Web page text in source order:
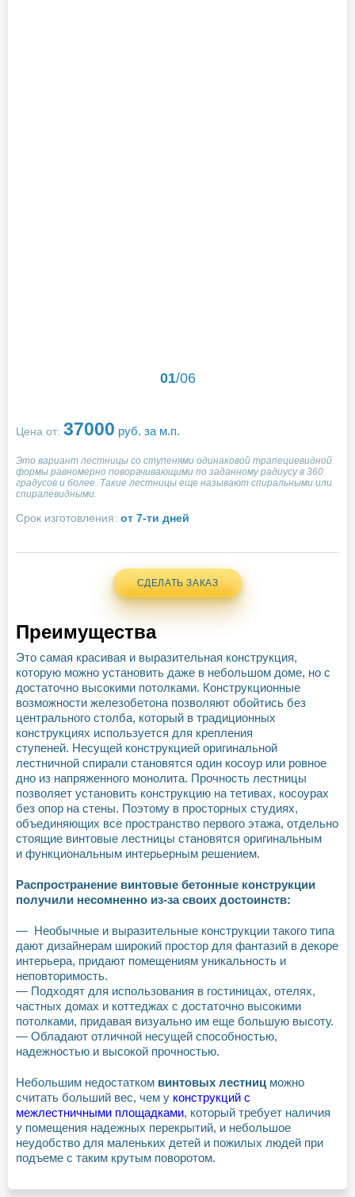
01/06
Цена от: 37000 руб. за м.п.
Это вариант лестницы со ступенями одинаковой трапециевидной
формы равномерно поворачивающими по заданному радиусу в 360
градусов и более. Такие лестницы еще называют спиральными или
спиралевидными.
Срок изготовления: от 7-ти дней
СДЕЛАТЬ ЗАКАЗ
Преимущества
Это самая красивая и выразительная конструкция,
которую можно установить даже в небольшом доме, но с
достаточно высокими потолками. Конструкционные
возможности железобетона позволяют обойтись без
центрального столба, который в традиционных
конструкциях используется для крепления
ступеней. Несущей конструкцией оригинальной
лестничной спирали становятся один косоур или ровное
дно из напряженного монолита. Прочность лестницы
позволяет установить конструкцию на тетивах, косоурах
без опор на стены. Поэтому в просторных студиях,
объединяющих все пространство первого этажа, отдельно
стоящие винтовые лестницы становятся оригинальным
и функциональным интерьерным решением.
Распространение винтовые бетонные конструкции
получили несомненно из-за своих достоинств:
— Необычные и выразительные конструкции такого типа
дают дизайнерам широкий простор для фантазий в декоре
интерьера, придают помещениям уникальность и
неповторимость.
— Подходят для использования в гостиницах, отелях,
частных домах и коттеджах с достаточно высокими
потолками, придавая визуально им еще большую высоту.
— Обладают отличной несущей способностью,
надежностью и высокой прочностью.
Небольшим недостатком винтовых лестниц можно
считать больший вес, чем у конструкций с
межлестничными площадками, который требует наличия
у помещения надежных перекрытий, и небольшое
неудобство для маленьких детей и пожилых людей при
подъеме с таким крутым поворотом.